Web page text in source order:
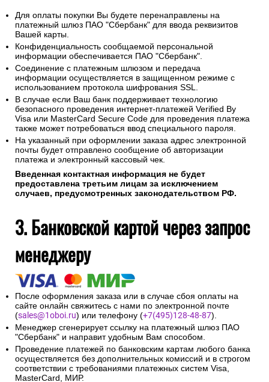
Для оплаты покупки Вы будете перенаправлены на
платежный шлюз ПАО "Сбербанк" для ввода реквизитов
Вашей карты.
Конфиденциальность сообщаемой персональной
информации обеспечивается ПАО "Сбербанк".
Соединение с платежным шлюзом и передача
информации осуществляется в защищенном режиме с
использованием протокола шифрования SSL.
В случае если Ваш банк поддерживает технологию
безопасного проведения интернет-платежей Verified By
Visa или MasterCard Secure Code для проведения платежа
также может потребоваться ввод специального пароля.
На указанный при оформлении заказа адрес электронной
почты будет отправлено сообщение об авторизации
платежа и электронный кассовый чек.
Введенная контактная информация не будет
предоставлена третьим лицам за исключением
случаев, предусмотренных законодательством РФ.
3. Банковской картой через запрос
менеджеру
После оформления заказа или в случае сбоя оплаты на
сайте онлайн свяжитесь с нами по электронной почте
(sales@1oboi.ru) или телефону (+7(495)128-48-87).
Менеджер сгенерирует ссылку на платежный шлюз ПАО
"Сбербанк" и направит удобным Вам способом.
Проведение платежей по банковским картам любого банка
осуществляется без дополнительных комиссий и в строгом
соответствии с требованиями платежных систем Visa,
MasterCard, МИР.